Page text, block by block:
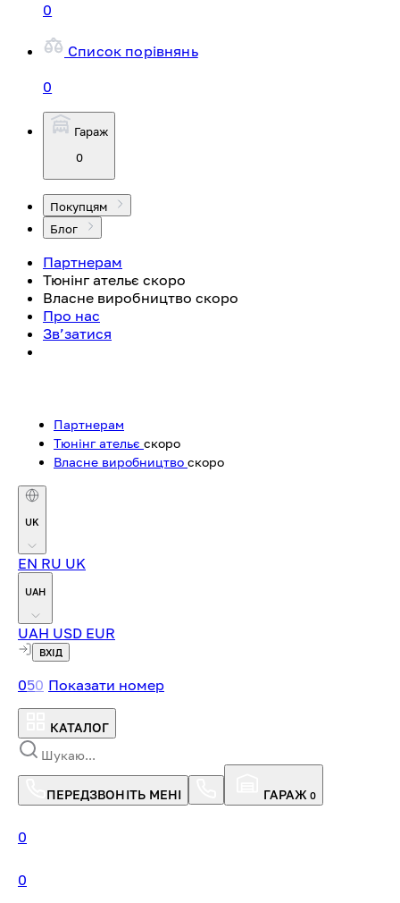
0
Список порівнянь
0
Гараж
0
Покупцям
Блог
Партнерам
Тюнінг ательє скоро
Власне виробництво скоро
Про нас
Зв’затися
Партнерам
Тюнінг ательє скоро
Власне виробництво скоро
UK
EN RU UK
UAH
UAH USD EUR
ВХІД
050 Показати номер
КАТАЛОГ
ПЕРЕДЗВОНІТЬ МЕНІ ГАРАЖ 0
0
0